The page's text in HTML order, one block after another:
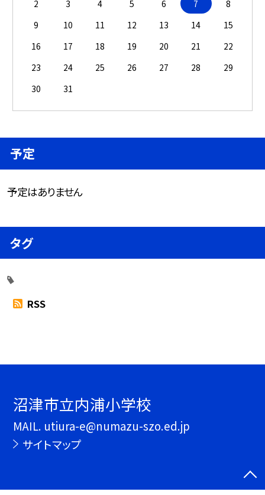
2
3 4 5 6 7
8
9
10 11 12 13 14
15
16
17 18 19 20 21
22
23
24 25 26 27 28
29
30
31
予定
予定はありません
タグ
RSS
沼津市立内浦小学校
MAIL. utiura-e@numazu-szo.ed.jp
サイトマップ